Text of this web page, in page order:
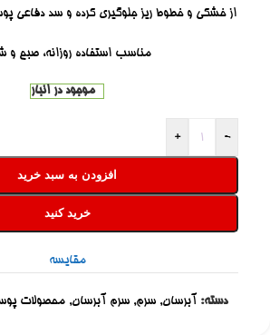
از خشکی و خطوط ریز جلوگیری کرده و سد دفاعی
مناسب استفاده روزانه، صبح
موجود در انبار
-
+
افزودن به سبد خرید
خرید کنید
مقایسه
دسته: آبرسان, سرم, سرم آبرسان, محصولات